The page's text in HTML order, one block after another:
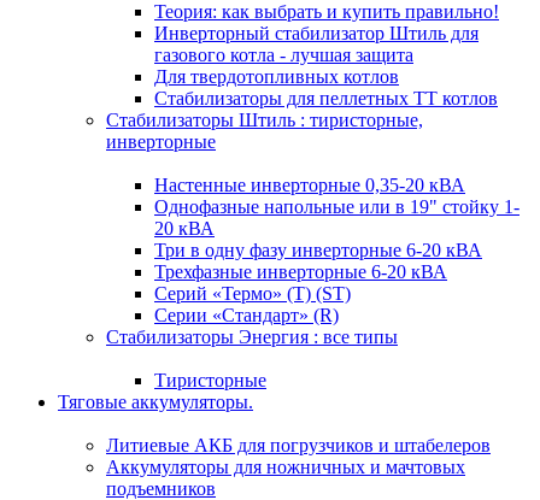
Теория: как выбрать и купить правильно!
Инверторный стабилизатор Штиль для
газового котла - лучшая защита
Для твердотопливных котлов
Стабилизаторы для пеллетных ТТ котлов
Стабилизаторы Штиль : тиристорные,
инверторные
Настенные инверторные 0,35-20 кВА
Однофазные напольные или в 19" стойку 1-
20 кВА
Три в одну фазу инверторные 6-20 кВА
Трехфазные инверторные 6-20 кВА
Серий «Термо» (T) (ST)
Серии «Стандарт» (R)
Стабилизаторы Энергия : все типы
Тиристорные
Тяговые аккумуляторы.
Литиевые АКБ для погрузчиков и штабелеров
Аккумуляторы для ножничных и мачтовых
подъемников